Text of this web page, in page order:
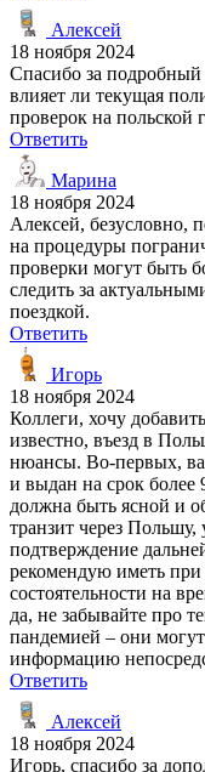
Алексей
18 ноября 2024
Спасибо за
влияет ли текущая
проверок на польской
Ответить
Марина
18 ноября 2024
Алексей, безусловно,
на процедуры
проверки могут быть
следить за
поездкой.
Ответить
Игорь
18 ноября 2024
Коллеги, хочу
известно, въезд в
нюансы. Во-первых,
и выдан на срок более
должна быть ясной и
транзит через Польшу,
подтверждение
рекомендую иметь при
состоятельности на
да, не забывайте про
пандемией – они
информацию
Ответить
Алексей
18 ноября 2024
Игорь, спасибо за